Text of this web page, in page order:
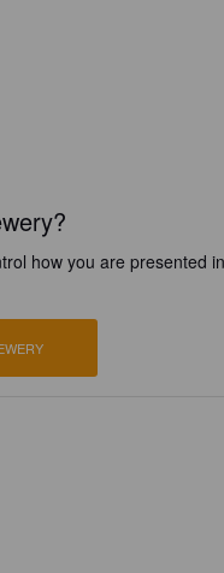
how you are presented